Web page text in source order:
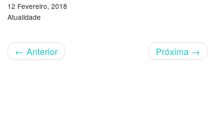
12 Fevereiro, 2018
Atualidade
← Anterior Próxima →